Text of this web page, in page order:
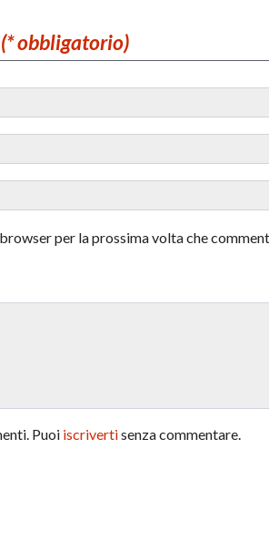
(* obbligatorio)
per la prossima volta che
Puoi iscrivertisenza commentare.